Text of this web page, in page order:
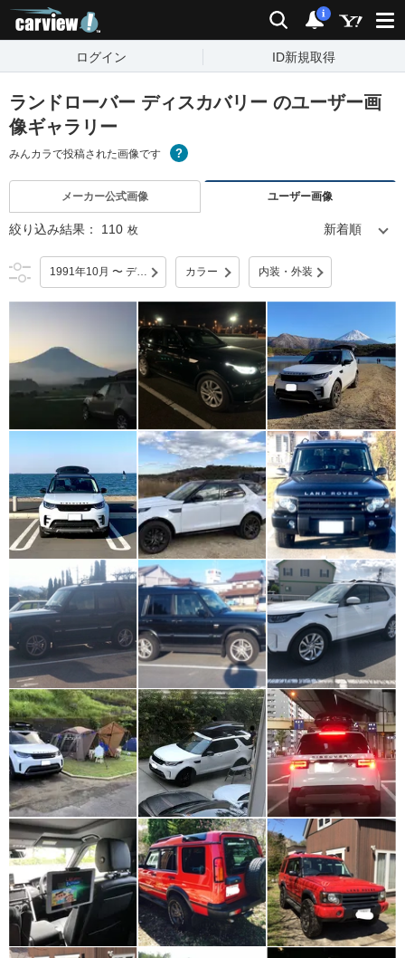
検索 通知
i
ログイン ID新規取得
ランドローバー ディスカバリー のユーザー画
像ギャラリー
みんカラで投稿された画像です
メーカー公式画像 ユーザー画像
絞り込み結果： 110 枚
1991年10月 〜 デビュー カラー 内装・外装